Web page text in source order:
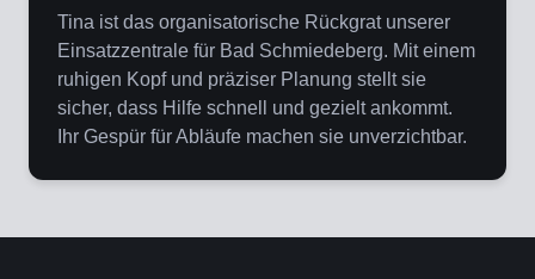
Tina ist das organisatorische Rückgrat unserer
Einsatzzentrale für Bad Schmiedeberg. Mit einem
ruhigen Kopf und präziser Planung stellt sie
sicher, dass Hilfe schnell und gezielt ankommt.
Ihr Gespür für Abläufe machen sie unverzichtbar.